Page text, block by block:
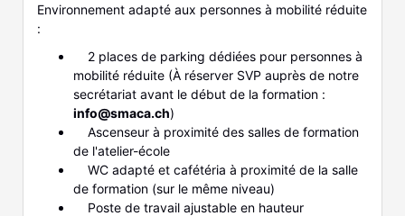
Environnement adapté aux personnes à mobilité réduite
:
2 places de parking dédiées pour personnes à
mobilité réduite (À réserver SVP auprès de notre
secrétariat avant le début de la formation :
info@smaca.ch)
Ascenseur à proximité des salles de formation
de l'atelier-école
WC adapté et cafétéria à proximité de la salle
de formation (sur le même niveau)
Poste de travail ajustable en hauteur